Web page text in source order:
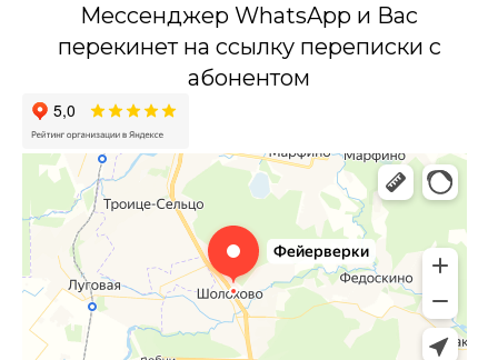
Мессенджер WhatsApp и Вас
перекинет на ссылку переписки с
абонентом